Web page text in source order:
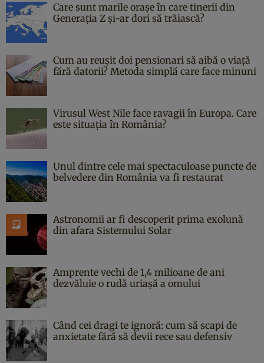
Care sunt marile orașe în care tinerii din
Generația Z și-ar dori să trăiască?
Cum au reușit doi pensionari să aibă o viață
fără datorii? Metoda simplă care face minuni
Virusul West Nile face ravagii în Europa. Care
este situația în România?
Unul dintre cele mai spectaculoase puncte de
belvedere din România va fi restaurat
Astronomii ar fi descoperit prima exolună
din afara Sistemului Solar
Amprente vechi de 1,4 milioane de ani
dezvăluie o rudă uriașă a omului
Când cei dragi te ignoră: cum să scapi de
anxietate fără să devii rece sau defensiv